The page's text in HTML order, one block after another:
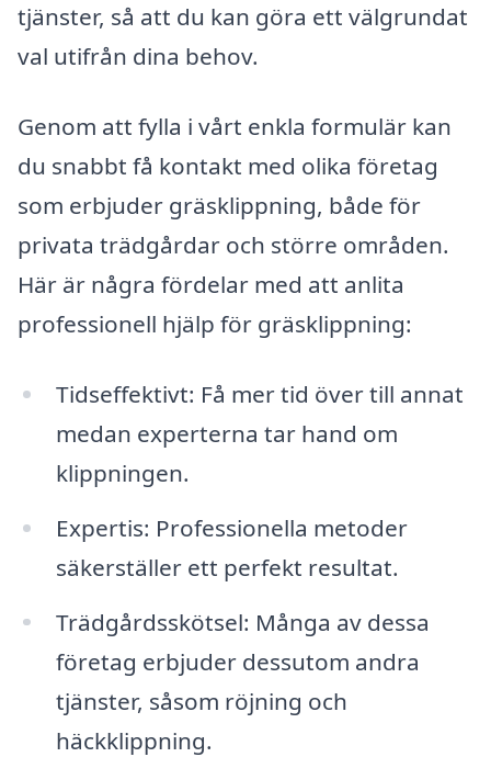
tjänster, så att du kan göra ett välgrundat
val utifrån dina behov.
Genom att fylla i vårt enkla formulär kan
du snabbt få kontakt med olika företag
som erbjuder gräsklippning, både för
privata trädgårdar och större områden.
Här är några fördelar med att anlita
professionell hjälp för gräsklippning:
Tidseffektivt: Få mer tid över till annat
medan experterna tar hand om
klippningen.
Expertis: Professionella metoder
säkerställer ett perfekt resultat.
Trädgårdsskötsel: Många av dessa
företag erbjuder dessutom andra
tjänster, såsom röjning och
häckklippning.